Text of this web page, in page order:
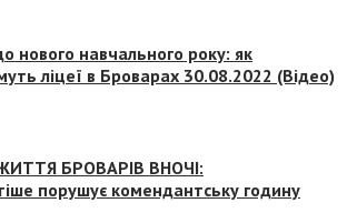
нового навчального року: як
ліцеї в Броварах 30.08.2022 (Відео)
БРОВАРІВ ВНОЧІ:
порушує комендантську годину